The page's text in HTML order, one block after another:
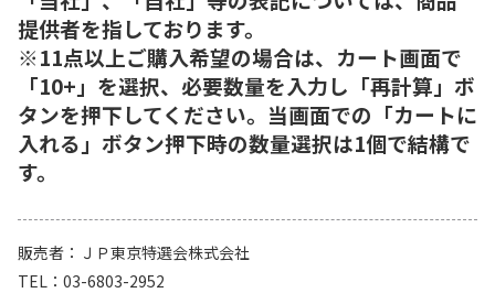
提供者を指しております。
※11点以上ご購入希望の場合は、カート画面で
「10+」を選択、必要数量を入力し「再計算」ボ
タンを押下してください。当画面での「カートに
入れる」ボタン押下時の数量選択は1個で結構で
す。
販売者
ＪＰ東京特選会株式会社
TEL
03-6803-2952